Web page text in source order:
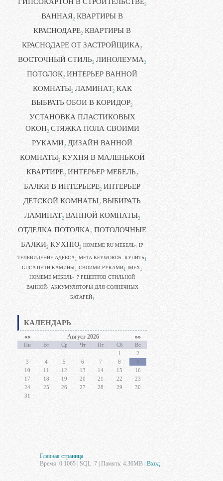
2
ВАННАЯ2 КВАРТИРЫ В
КРАСНОДАРЕ2 КВАРТИРЫ В
КРАСНОДАРЕ ОТ ЗАСТРОЙЩИКА2
ВОСТОЧНЫЙ СТИЛЬ2 ЛИНОЛЕУМА2
ПОТОЛОК2 ИНТЕРЬЕР ВАННОЙ
КОМНАТЫ2 ЛАМИНАТ2 КАК
ВЫБРАТЬ ОБОИ В КОРИДОР2
УСТАНОВКА ПЛАСТИКОВЫХ
ОКОН2 СТЯЖКА ПОЛА СВОИМИ
РУКАМИ2 ДИЗАЙН ВАННОЙ
КОМНАТЫ2 КУХНЯ В МАЛЕНЬКОЙ
КВАРТИРЕ2 ИНТЕРЬЕР МЕБЕЛЬ2
БАЛКИ В ИНТЕРЬЕРЕ2 ИНТЕРЬЕР
ДЕТСКОЙ КОМНАТЫ2 ВЫБИРАТЬ
ЛАМИНАТ2 ВАННОЙ КОМНАТЫ2
ОТДЕЛКА ПОТОЛКА2 ПОТОЛОЧНЫЕ
БАЛКИ2 КУХНЮ2 HOMEME RU МЕБЕЛЬ1 IP
ТЕЛЕВИДЕНИЕ АДРЕСА 1 META-KEYWORDS: КУПИТЬ1
GUCA ПЕЧИ КАМИНЫ1 CВОИМИ РУКАМИ1 IMEX1
HOMEME МЕБЕЛЬ1 7 РЕЦЕПТОВ СТИЛЬНОЙ
ВАННОЙ1 АККУМУЛЯТОРЫ ДЛЯ СОЛНЕЧНЫХ
БАТАРЕЙ1
КАЛЕНДАРЬ
«« Август 2026 »»
Пн Вт Ср Чт Пт Сб
Вс
1
2
3
4 5 6 7 8
9
10
11 12 13 14 15
16
17
18 19 20 21 22
23
24
25 26 27 28 29
30
31
Главная страница
Время: 0.1065 | SQL: 7 | Память: 4.36MB Вход